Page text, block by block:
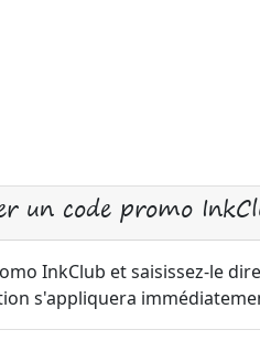
un code promo
InkClub et saisissez-le
s'appliquera